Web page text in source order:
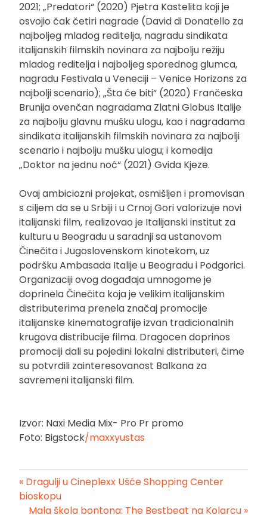
2021; „Predatori“ (2020) Pjetra Kastelita koji je
osvojio čak četiri nagrade (David di Donatello za
najboljeg mladog reditelja, nagradu sindikata
italijanskih filmskih novinara za najbolju režiju
mladog reditelja i najboljeg sporednog glumca,
nagradu Festivala u Veneciji – Venice Horizons za
najbolji scenario); „Šta će biti“ (2020) Frančeska
Brunija ovenčan nagradama Zlatni Globus Italije
za najbolju glavnu mušku ulogu, kao i nagradama
sindikata italijanskih filmskih novinara za najbolji
scenario i najbolju mušku ulogu; i komedija
„Doktor na jednu noć“ (2021) Gvida Kjeze.
Ovaj ambiciozni projekat, osmišljen i promovisan
s ciljem da se u Srbiji i u Crnoj Gori valorizuje novi
italijanski film, realizovao je Italijanski institut za
kulturu u Beogradu u saradnji sa ustanovom
Činečita i Jugoslovenskom kinotekom, uz
podršku Ambasada Italije u Beogradu i Podgorici.
Organizaciji ovog događaja umnogome je
doprinela Činečita koja je velikim italijanskim
distributerima prenela značaj promocije
italijanske kinematografije izvan tradicionalnih
krugova distribucije filma. Dragocen doprinos
promociji dali su pojedini lokalni distributeri, čime
su potvrdili zainteresovanost Balkana za
savremeni italijanski film.
Izvor: Naxi Media Mix- Pro Pr promo
Foto: Bigstock/maxxyustas
Kretanje
« Dragulji u Cineplexx Ušće Shopping Center
bioskopu
Mala škola bontona: The Bestbeat na Kolarcu »